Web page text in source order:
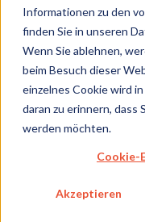
Informationen zu den
finden Sie in unseren
Wenn Sie ablehnen,
beim Besuch dieser
einzelnes Cookie wird
daran zu erinnern, dass
werden möchten.
Cookie-
Akzeptieren